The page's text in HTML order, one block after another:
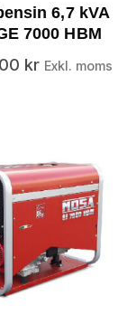
6,7 kVA
7000 HBM
kr Exkl. moms